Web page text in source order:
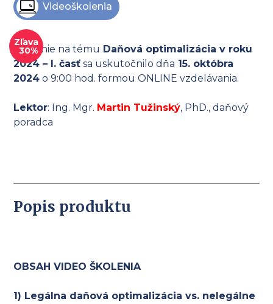
Videoškolenia
Zľava
30%
Školenie na tému Daňová optimalizácia v roku
2024 – I. časť sa uskutočnilo dňa 15. októbra
2024 o 9:00 hod. formou ONLINE vzdelávania.
Lektor: Ing. Mgr. Martin Tužinský, PhD., daňový
poradca
Popis produktu
OBSAH VIDEO ŠKOLENIA
1) Legálna daňová optimalizácia vs. nelegálne